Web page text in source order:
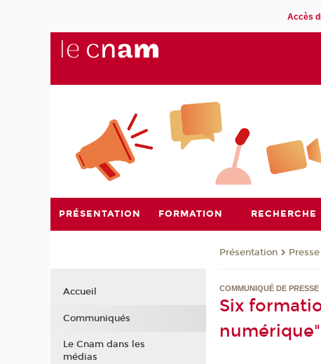
Accès
PRÉSENTATION FORMATION RECHERCHE
Présentation Presse
COMMUNIQUÉ DE PRESSE
Six
numérique"
Accueil
Communiqués
Le Cnam dans les
médias